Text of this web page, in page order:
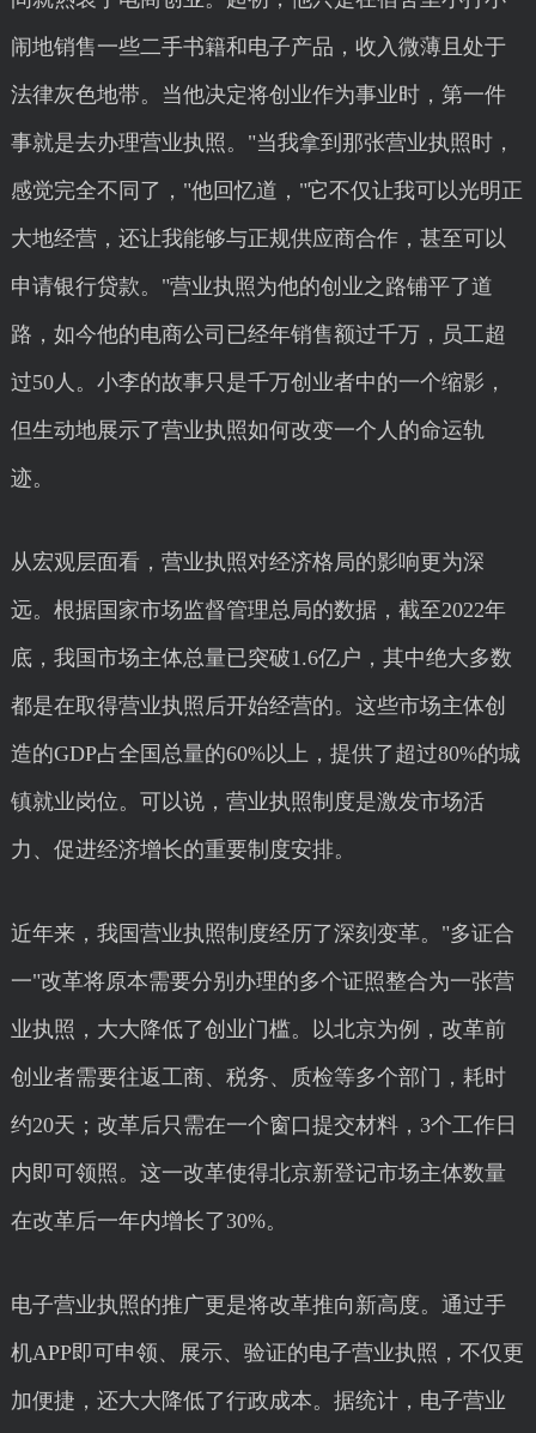
闹地销售一些二手书籍和电子产品，收入微薄且处于
法律灰色地带。当他决定将创业作为事业时，第一件
事就是去办理营业执照。"当我拿到那张营业执照时，
感觉完全不同了，"他回忆道，"它不仅让我可以光明正
大地经营，还让我能够与正规供应商合作，甚至可以
申请银行贷款。"营业执照为他的创业之路铺平了道
路，如今他的电商公司已经年销售额过千万，员工超
过50人。小李的故事只是千万创业者中的一个缩影，
但生动地展示了营业执照如何改变一个人的命运轨
迹。
从宏观层面看，营业执照对经济格局的影响更为深
远。根据国家市场监督管理总局的数据，截至2022年
底，我国市场主体总量已突破1.6亿户，其中绝大多数
都是在取得营业执照后开始经营的。这些市场主体创
造的GDP占全国总量的60%以上，提供了超过80%的城
镇就业岗位。可以说，营业执照制度是激发市场活
力、促进经济增长的重要制度安排。
近年来，我国营业执照制度经历了深刻变革。"多证合
一"改革将原本需要分别办理的多个证照整合为一张营
业执照，大大降低了创业门槛。以北京为例，改革前
创业者需要往返工商、税务、质检等多个部门，耗时
约20天；改革后只需在一个窗口提交材料，3个工作日
内即可领照。这一改革使得北京新登记市场主体数量
在改革后一年内增长了30%。
电子营业执照的推广更是将改革推向新高度。通过手
机APP即可申领、展示、验证的电子营业执照，不仅更
加便捷，还大大降低了行政成本。据统计，电子营业